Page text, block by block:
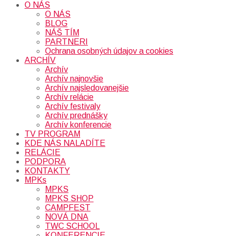
O NÁS
O NÁS
BLOG
NÁŠ TÍM
PARTNERI
Ochrana osobných údajov a cookies
ARCHÍV
Archív
Archív najnovšie
Archív najsledovanejšie
Archív relácie
Archív festivaly
Archív prednášky
Archív konferencie
TV PROGRAM
KDE NÁS NALADÍTE
RELÁCIE
PODPORA
KONTAKTY
MPKs
MPKS
MPKS SHOP
CAMPFEST
NOVÁ DNA
TWC SCHOOL